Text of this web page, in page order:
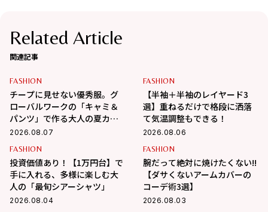
Related Article
関連記事
FASHION
チープに見せない優秀服。グ
ローバルワークの「キャミ＆
パンツ」で作る大人の夏カジ
ュアル
2026.08.07
FASHION
【半袖＋半袖のレイヤード3
選】重ねるだけで格段に洒落
て気温調整もできる！
2026.08.06
FASHION
投資価値あり！【1万円台】で
手に入れる、多様に楽しむ大
人の「最旬シアーシャツ」
2026.08.04
FASHION
腕だって絶対に焼けたくない!!
【ダサくないアームカバーの
コーデ術3選】
2026.08.03